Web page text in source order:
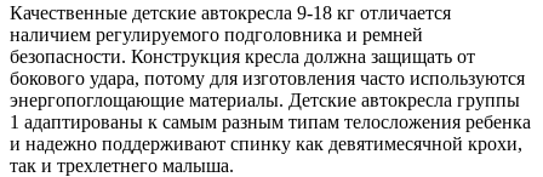
Качественные детские автокресла 9-18 кг отличается
наличием регулируемого подголовника и ремней
безопасности. Конструкция кресла должна защищать от
бокового удара, потому для изготовления часто используются
энергопоглощающие материалы. Детские автокресла группы
1 адаптированы к самым разным типам телосложения ребенка
и надежно поддерживают спинку как девятимесячной крохи,
так и трехлетнего малыша.